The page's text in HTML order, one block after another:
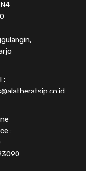
:
: